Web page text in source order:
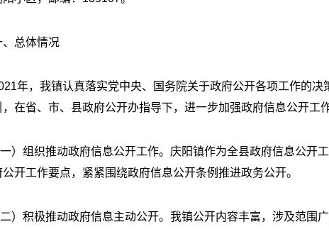
总体情况
年，我镇认真落实党中央、国务院关于政府公开各项工作的决
，在省、市、县政府公开办指导下，进一步加强政府信息公开工作
）组织推动政府信息公开工作。庆阳镇作为全县政府信息公开
公开工作要点，紧紧围绕政府信息公开条例推进政务公开。
）积极推动政府信息主动公开。我镇公开内容丰富，涉及范围